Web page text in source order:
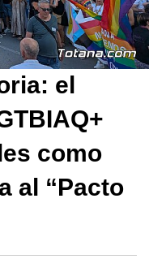
el
como
al “Pacto